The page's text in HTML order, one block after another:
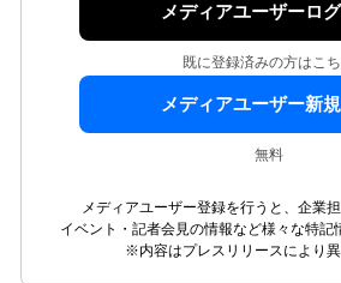
メディアユーザーロ
既に登録済みの方はこ
メディアユーザー新
無料
メディアユーザー登録を行うと、企業担
イベント・記者会見の情報など様々な特記
※内容はプレスリリースにより異